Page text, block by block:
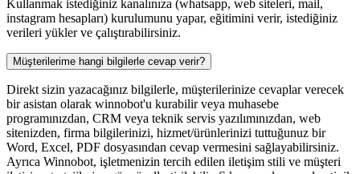
Kullanmak istediğiniz kanalınıza (whatsapp, web siteleri, mail,
instagram hesapları) kurulumunu yapar, eğitimini verir, istediğiniz
verileri yükler ve çalıştırabilirsiniz.
Müşterilerime hangi bilgilerle cevap verir?
Direkt sizin yazacağınız bilgilerle, müşterilerinize cevaplar verecek
bir asistan olarak winnobot'u kurabilir veya muhasebe
programınızdan, CRM veya teknik servis yazılımınızdan, web
sitenizden, firma bilgilerinizi, hizmet/ürünlerinizi tuttuğunuz bir
Word, Excel, PDF dosyasından cevap vermesini sağlayabilirsiniz.
Ayrıca Winnobot, işletmenizin tercih edilen iletişim stili ve müşteri